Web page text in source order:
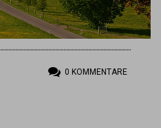
0 KOMMENTARE